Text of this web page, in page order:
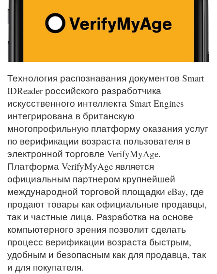
Технология распознавания документов Smart
IDReader российского разработчика
искусственного интеллекта Smart Engines
интегрирована в британскую
многопрофильную платформу оказания услуг
по верификации возраста пользователя в
электронной торговле VerifyMyAge.
Платформа VerifyMyAge является
официальным партнером крупнейшей
международной торговой площадки eBay, где
продают товары как официальные продавцы,
так и частные лица. Разработка на основе
компьютерного зрения позволит сделать
процесс верификации возраста быстрым,
удобным и безопасным как для продавца, так
и для покупателя.